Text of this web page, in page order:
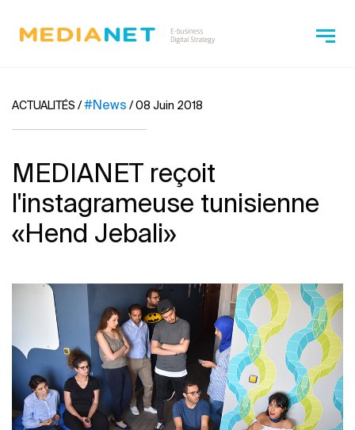
ACTUALITÉS /#News /08 Juin 2018
MEDIANET reçoit
l'instagrameuse tunisienne
«Hend Jebali»